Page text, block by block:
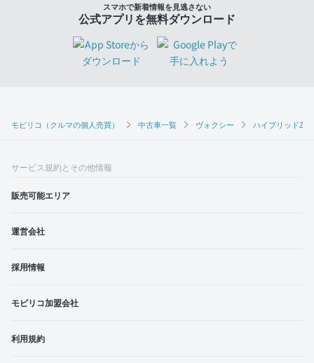
モビリコ（クルマの個人売買） 中古車一覧 ヴォクシー ハイブリッドZS
スマホで新着情報を見逃さない
公式アプリを無料ダウンロード
サービス規約とその他情報
販売可能エリア
運営会社
採用情報
モビリコ加盟会社
利用規約